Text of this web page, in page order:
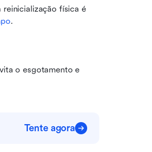
reinicialização física é
.
o esgotamento e
Tente agora